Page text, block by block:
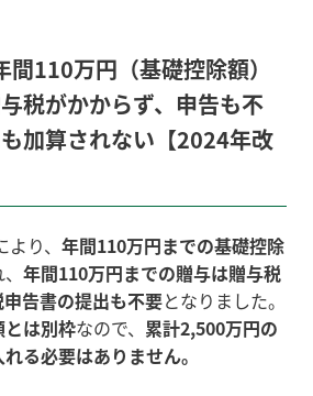
間110万円（基礎控除額）
税がかからず、申告も不
加算されない【2024年改
り、 年間110万円までの基礎控除
年間110万円までの贈与は贈与税
告書の提出も不要となりました。
とは別枠なので、 累計2,500万円の
る必要はありません。